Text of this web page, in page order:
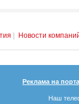
Новости
Реклама на
Наш